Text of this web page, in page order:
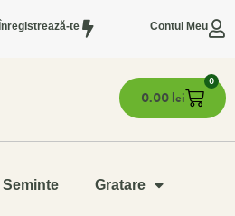
Înregistrează-te Contul Meu
0.00lei
0
Seminte Gratare